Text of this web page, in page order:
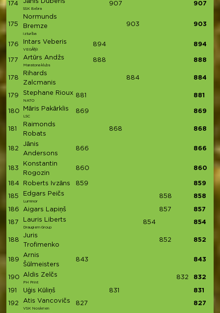
174
SSK Bebra
907 907
175
Normunds
Bremze
izturība
903 903
176 Intars Veberis
VEGĀŅI
894 894
177 Artūrs Andžs
Maratona klubs
888 888
178
Rihards
Zalcmanis
884 884
179 Stephane Rioux
NATO
881 881
180 Māris Pakārklis
LSC
869 869
181
Raimonds
Robats
868 868
182
Jānis
Andersons
866 866
183
Konstantin
Rogozin
860 860
184 Roberts Ivzāns 859 859
185 Edgars Peičs
Luminor
858 858
186 Aigars Lapiņš 857 857
187 Lauris Liberts
Draugiem Group
854 854
188
Juris
Trofimenko
852 852
189
Arnis
Šūlmeisters
843 843
190 Aldis Zelčs
PH Print
832 832
191 Uģis Kūliņš 831 831
192 Atis Vancovičs
VSK Noskrien
827 827